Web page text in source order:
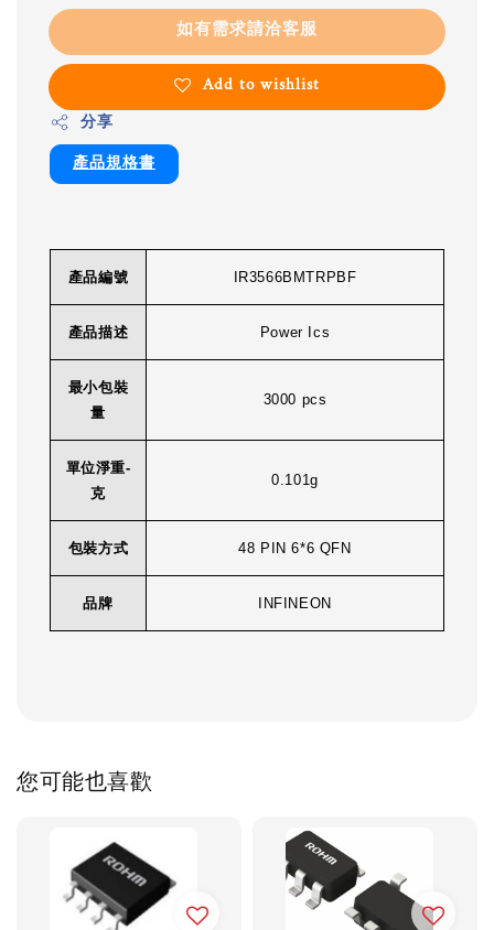
如有需求請洽客服
Add to wishlist
分享
產品規格書
產品編號 IR3566BMTRPBF
產品描述 Power Ics
最小包裝
量
3000 pcs
單位淨重-
克
0.101g
包裝方式 48 PIN 6*6 QFN
品牌 INFINEON
您可能也喜歡